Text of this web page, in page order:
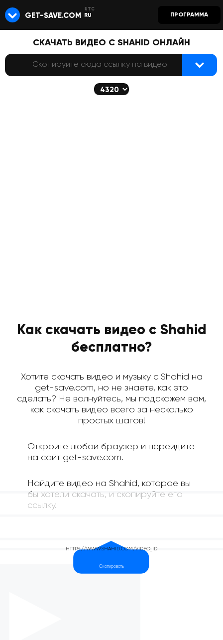
GET-SAVE.COM RU ПРОГРАММА
СКАЧАТЬ ВИДЕО С SHAHID ОНЛАЙН
Как скачать видео с Shahid
бесплатно?
Хотите скачать видео и музыку с Shahid на
get-save.com, но не знаете, как это
сделать? Не волнуйтесь, мы подскажем вам,
как скачать видео всего за несколько
простых шагов!
Откройте любой браузер и перейдите
на сайт get-save.com.
Найдите видео на Shahid, которое вы
бы хотели скачать, и скопируйте его
ссылку.